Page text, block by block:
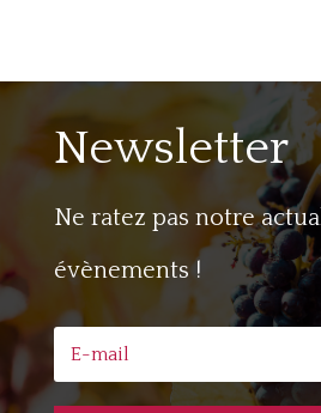
Newsletter
Ne ratez pas notre
évènements !